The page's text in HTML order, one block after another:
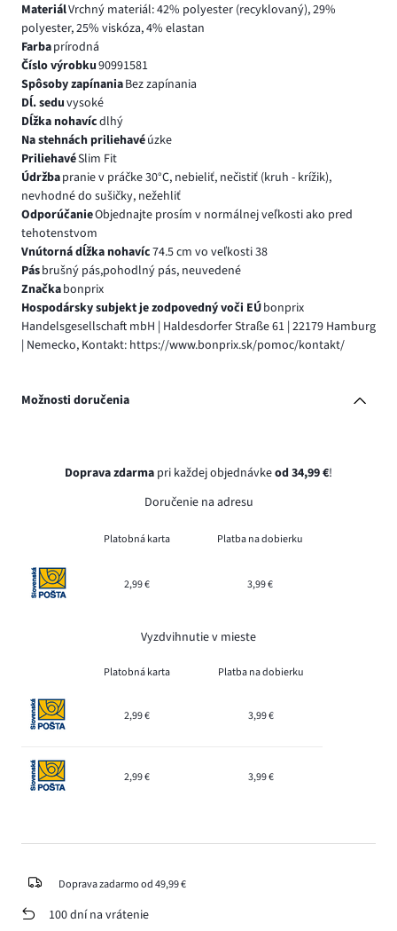
MateriálVrchný materiál: 42% polyester (recyklovaný), 29%
polyester, 25% viskóza, 4% elastan
Farbaprírodná
Číslo výrobku90991581
Spôsoby zapínaniaBez zapínania
Dĺ. seduvysoké
Dĺžka nohavícdlhý
Na stehnách priliehavéúzke
PriliehavéSlim Fit
Údržbapranie v práčke 30°C, nebieliť, nečistiť (kruh - krížik),
nevhodné do sušičky, nežehliť
OdporúčanieObjednajte prosím v normálnej veľkosti ako pred
tehotenstvom
Vnútorná dĺžka nohavíc74.5 cm vo veľkosti 38
Pásbrušný pás,pohodlný pás, neuvedené
Značkabonprix
Hospodársky subjekt je zodpovedný voči EÚbonprix
Handelsgesellschaft mbH | Haldesdorfer Straße 61 | 22179 Hamburg
| Nemecko, Kontakt: https://www.bonprix.sk/pomoc/kontakt/
Možnosti doručenia
Doprava zdarma pri každej objednávkeod 34,99 €!
Doručenie na adresu
Platobná karta Platba na dobierku
2,99 € 3,99 €
Vyzdvihnutie v mieste
Platobná karta Platba na dobierku
2,99 € 3,99 €
2,99 € 3,99 €
Doprava zadarmo od 49,99 €
100 dní na vrátenie